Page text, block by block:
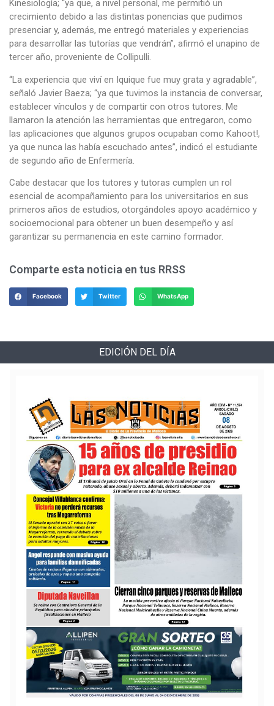
Kinesiología; “ya que, a nivel personal, me permitió un
crecimiento debido a las distintas ponencias que pudimos
presenciar y, además, me entregó materiales y experiencias
para desarrollar las tutorías que vendrán”, afirmó el unapino de
tercer año, proveniente de Collipulli.
“La experiencia que viví en Iquique fue muy grata y agradable”,
señaló Javier Baeza; “ya que tuvimos la instancia de conversar,
establecer vínculos y de compartir con otros tutores. Me
llamaron la atención las herramientas que entregaron, como
las aplicaciones que algunos grupos ocupaban como Kahoot!,
ya que nunca las había escuchado antes”, indicó el estudiante
de segundo año de Enfermería.
Cabe destacar que los tutores y tutoras cumplen un rol
esencial de acompañamiento para los universitarios en sus
primeros años de estudios, otorgándoles apoyo académico y
socioemocional para obtener un buen desempeño y así
garantizar su permanencia en este camino formador.
Comparte esta noticia en tus RRSS
Facebook Twitter WhatsApp
EDICIÓN DEL DÍA